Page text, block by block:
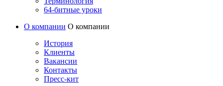
64-битные уроки
О компании О компании
История
Клиенты
Вакансии
Контакты
Пресс-кит